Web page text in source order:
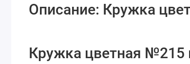
Описание: Кружка
Кружка цветная №215